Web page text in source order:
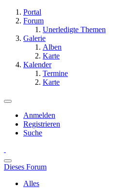
Portal
Forum
Unerledigte Themen
Galerie
Alben
Karte
Kalender
Termine
Karte
Anmelden
Registrieren
Suche
Dieses Forum
Alles